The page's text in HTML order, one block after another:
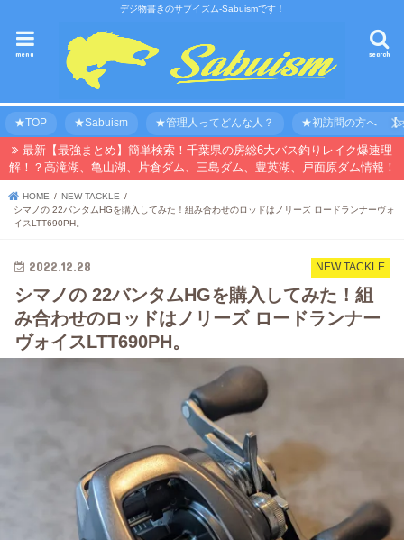
デジ物書きのサブイズム-Sabuismです！
search
menu
★TOP ★Sabuism ★管理人ってどんな人？ ★初訪問の方へ 【
最新【最強まとめ】簡単検索！千葉県の房総6大バス釣りレイク爆速理
解！？高滝湖、亀山湖、片倉ダム、三島ダム、豊英湖、戸面原ダム情報！
HOME
NEW TACKLE
シマノの 22バンタムHGを購入してみた！組み合わせのロッドはノリーズ ロードランナーヴォ
イスLTT690PH。
NEW TACKLE
2022.12.28
シマノの 22バンタムHGを購入してみた！組
み合わせのロッドはノリーズ ロードランナー
ヴォイスLTT690PH。